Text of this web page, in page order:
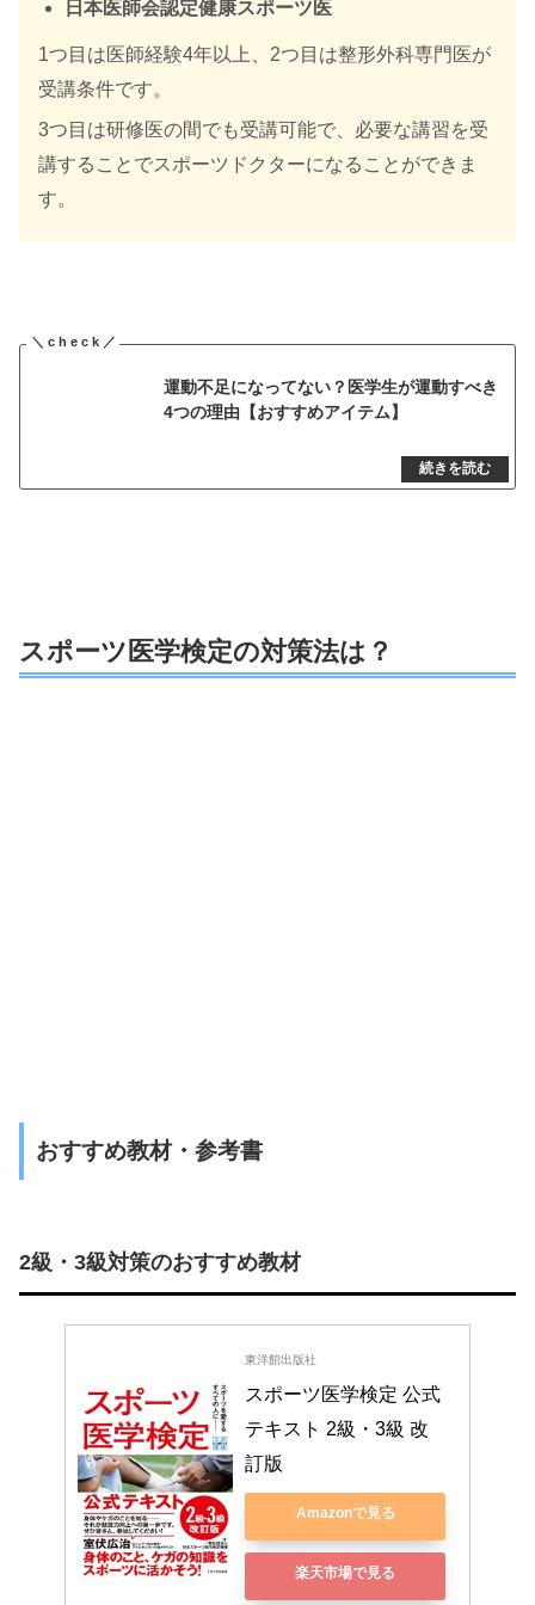
日本医師会認定健康スポーツ医
1つ目は医師経験4年以上、2つ目は整形外科専門医が
受講条件です。
3つ目は研修医の間でも受講可能で、必要な講習を受
講することでスポーツドクターになることができま
す。
運動不足になってない？医学生が運動すべき
4つの理由【おすすめアイテム】
スポーツ医学検定の対策法は？
おすすめ教材・参考書
2級・3級対策のおすすめ教材
東洋館出版社
スポーツ医学検定 公式
テキスト 2級・3級 改
訂版
Amazonで見る
楽天市場で見る